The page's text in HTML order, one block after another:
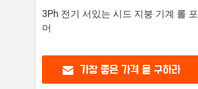
3Ph 전기 서있는 시드 지붕 기계 롤 포
머
가장 좋은 가격 을 구하라